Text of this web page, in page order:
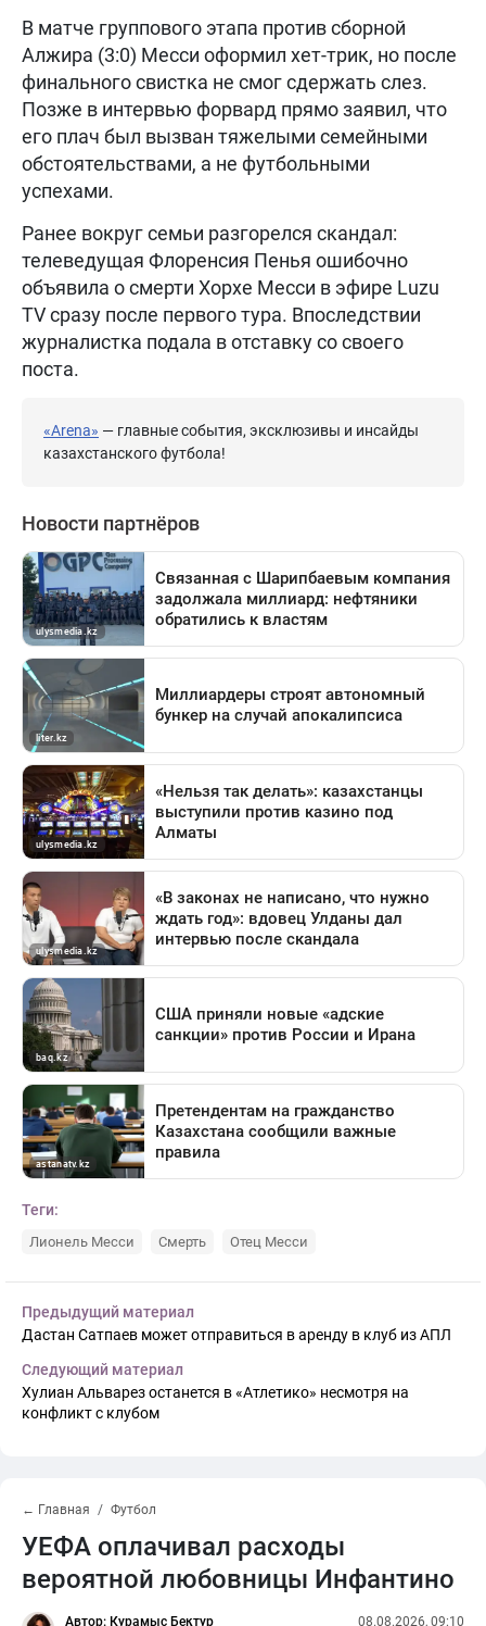
В матче группового этапа против сборной
Алжира (3:0) Месси оформил хет-трик, но после
финального свистка не смог сдержать слез.
Позже в интервью форвард прямо заявил, что
его плач был вызван тяжелыми семейными
обстоятельствами, а не футбольными
успехами.
Ранее вокруг семьи разгорелся скандал:
телеведущая Флоренсия Пенья ошибочно
объявила о смерти Хорхе Месси в эфире Luzu
TV сразу после первого тура. Впоследствии
журналистка подала в отставку со своего
поста.
«Arena» — главные события, эксклюзивы и инсайды
казахстанского футбола!
Теги:
Лионель Месси Смерть Отец Месси
Предыдущий материал
Дастан Сатпаев может отправиться в аренду в клуб из АПЛ
Следующий материал
Хулиан Альварез останется в «Атлетико» несмотря на
конфликт с клубом
← Главная Футбол
УЕФА оплачивал расходы
вероятной любовницы Инфантино
Автор: Курамыс Бектур 08.08.2026, 09:10